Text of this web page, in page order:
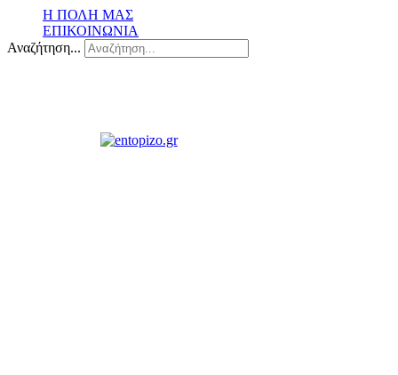
Η ΠΟΛΗ ΜΑΣ
ΕΠΙΚΟΙΝΩΝΙΑ
Αναζήτηση...